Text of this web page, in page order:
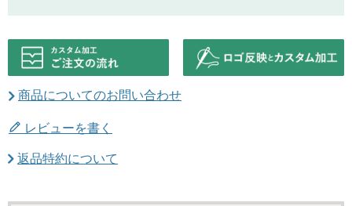
商品についてのお問い合わせ
レビューを書く
返品特約について